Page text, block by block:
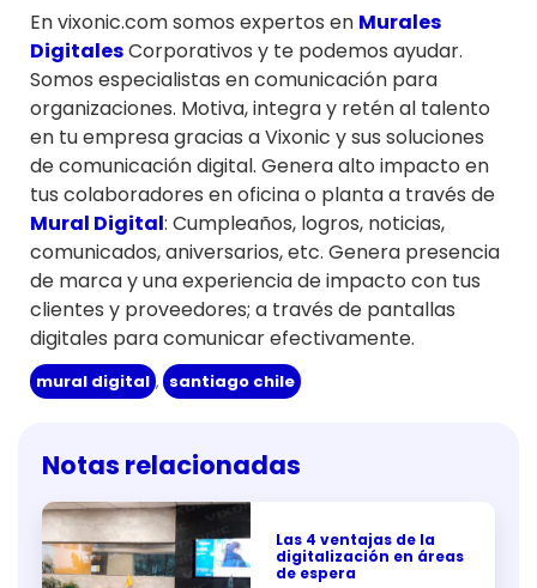
En vixonic.com somos expertos en Murales
DigitalesCorporativos y te podemos ayudar.
Somos especialistas en comunicación para
organizaciones. Motiva, integra y retén al talento
en tu empresa gracias a Vixonic y sus soluciones
de comunicación digital. Genera alto impacto en
tus colaboradores en oficina o planta a través de
Mural Digital: Cumpleaños, logros, noticias,
comunicados, aniversarios, etc. Genera presencia
de marca y una experiencia de impacto con tus
clientes y proveedores; a través de pantallas
digitales para comunicar efectivamente.
mural digital , santiago chile
Notas relacionadas
Las 4 ventajas de la
digitalización en áreas
de espera